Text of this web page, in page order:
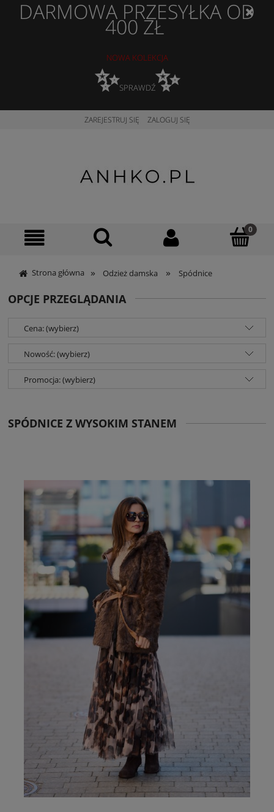
DARMOWA PRZESYŁKA OD
400 ZŁ
NOWA KOLEKCJA
✨SPRAWDŹ✨
ZAREJESTRUJ SIĘ ZALOGUJ SIĘ
Strona główna » Odzież damska » Spódnice
OPCJE PRZEGLĄDANIA
Cena: (wybierz)
Nowość: (wybierz)
Promocja: (wybierz)
SPÓDNICE Z WYSOKIM STANEM